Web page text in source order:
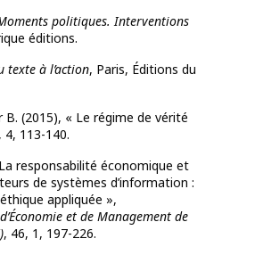
politiques. Interventions
éditions.
texte à l’action, Paris, Éditions du
B. (2015), « Le régime de vérité
, 4, 113-140.
responsabilité économique et
de systèmes d’information :
appliquée »,
et de Management de
, 46, 1, 197-226.